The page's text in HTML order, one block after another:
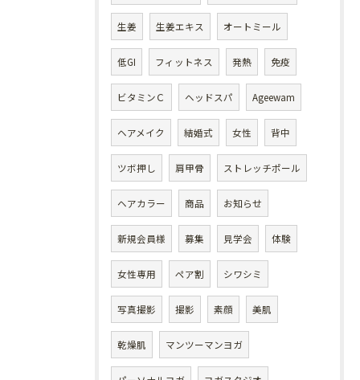
生姜 生姜エキス オートミール
低GI フィットネス 発熱 免疫
ビタミンＣ ヘッドスパ Ageewam
ヘアメイク 結婚式 女性 背中
ツボ押し 肩甲骨 ストレッチポール
ヘアカラー 商品 お知らせ
新規会員様 募集 見学会 体験
女性専用 ペア割 シワシミ
写真撮影 撮影 素顔 美肌
乾燥肌 マンツーマンヨガ